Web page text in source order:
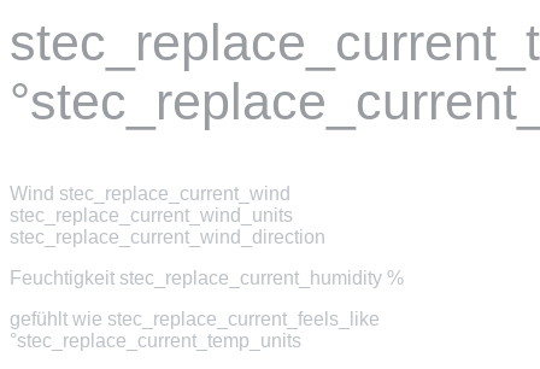
Wind stec_replace_current_wind
stec_replace_current_wind_units
stec_replace_current_wind_direction
Feuchtigkeit stec_replace_current_humidity %
gefühlt wie stec_replace_current_feels_like
°stec_replace_current_temp_units